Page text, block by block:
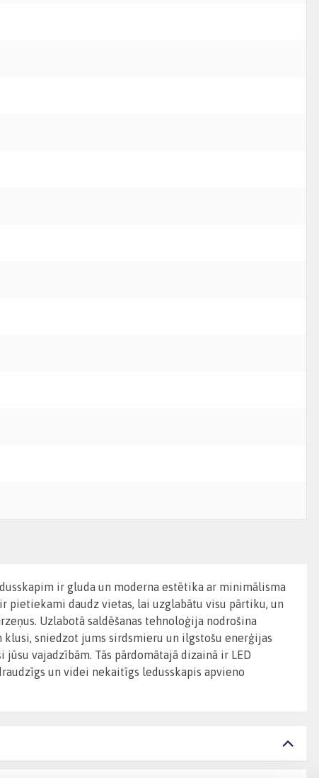
ir gluda un moderna estētika ar minimālisma
pietiekami daudz vietas, lai uzglabātu visu pārtiku, un
Uzlabotā saldēšanas tehnoloģija nodrošina
sniedzot jums sirdsmieru un ilgstošu enerģijas
vajadzībām. Tās pārdomātajā dizainā ir LED
un videi nekaitīgs ledusskapis apvieno